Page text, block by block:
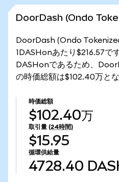
DoorDash (Ondo
DoorDash (Ondo
1DASHonあたり$216.57で
DASHonであるため、
の時価総額は$102.40万とな
時価総額
$102.40万
取引量 (24時間)
$15.95
循環供給量
4728.40